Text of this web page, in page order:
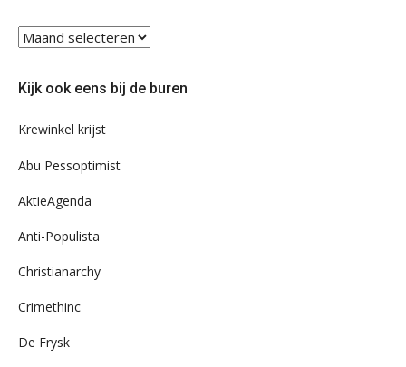
Blader
ons
Kijk ook eens bij de buren
Krewinkel krijst
Abu Pessoptimist
AktieAgenda
Anti-Populista
Christianarchy
Crimethinc
De Frysk